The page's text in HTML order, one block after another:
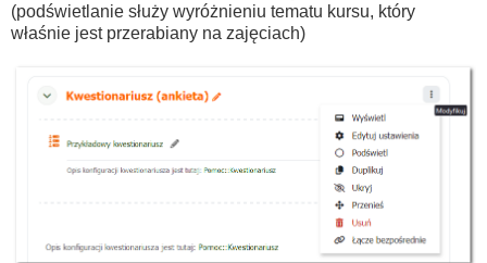
(podświetlanie służy wyróżnieniu tematu kursu, który
właśnie jest przerabiany na zajęciach)